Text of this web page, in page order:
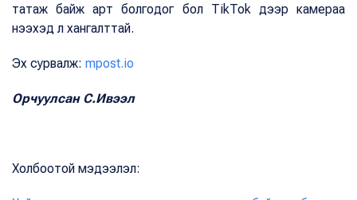
татаж байж арт болгодог бол TikTok дээр камераа
нээхэд л хангалттай.
Эх сурвалж: mpost.io
Орчуулсан С.Ивээл
Холбоотой мэдээлэл: